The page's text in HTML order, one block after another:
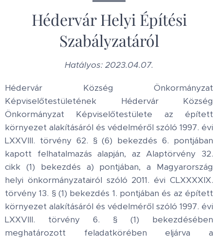
Hédervár Helyi Építési
Szabályzatáról
Hatályos: 2023.04.07.
Hédervár Község Önkormányzat
Képviselőtestületének Hédervár Község
Önkormányzat Képviselőtestülete az épített
környezet alakításáról és védelméről szóló 1997. évi
LXXVIII. törvény 62. § (6) bekezdés 6. pontjában
kapott felhatalmazás alapján, az Alaptörvény 32.
cikk (1) bekezdés a) pontjában, a Magyarország
helyi önkormányzatairól szóló 2011. évi CLXXXXIX.
törvény 13. § (1) bekezdés 1. pontjában és az épített
környezet alakításáról és védelméről szóló 1997. évi
LXXVIII. törvény 6. § (1) bekezdésében
meghatározott feladatkörében eljárva a